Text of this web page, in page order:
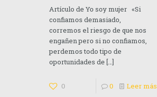
Artículo de Yo soy mujer «Si
confiamos demasiado,
corremos el riesgo de que nos
engañen pero si no confiamos,
perdemos todo tipo de
oportunidades de […]
0 0 Leer más